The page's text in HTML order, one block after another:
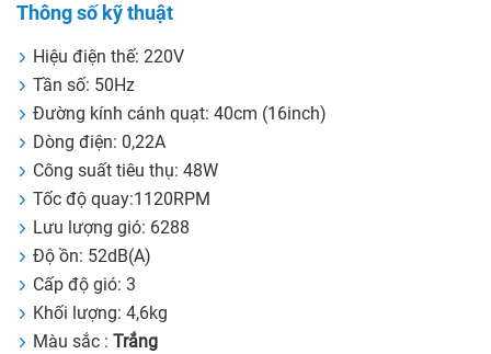
Thông số kỹ thuật
Hiệu điện thế: 220V
Tần số: 50Hz
Đường kính cánh quạt: 40cm (16inch)
Dòng điện: 0,22A
Công suất tiêu thụ: 48W
Tốc độ quay:1120RPM
Lưu lượng gió: 6288
Độ ồn: 52dB(A)
Cấp độ gió: 3
Khối lượng: 4,6kg
Màu sắc : Trắng